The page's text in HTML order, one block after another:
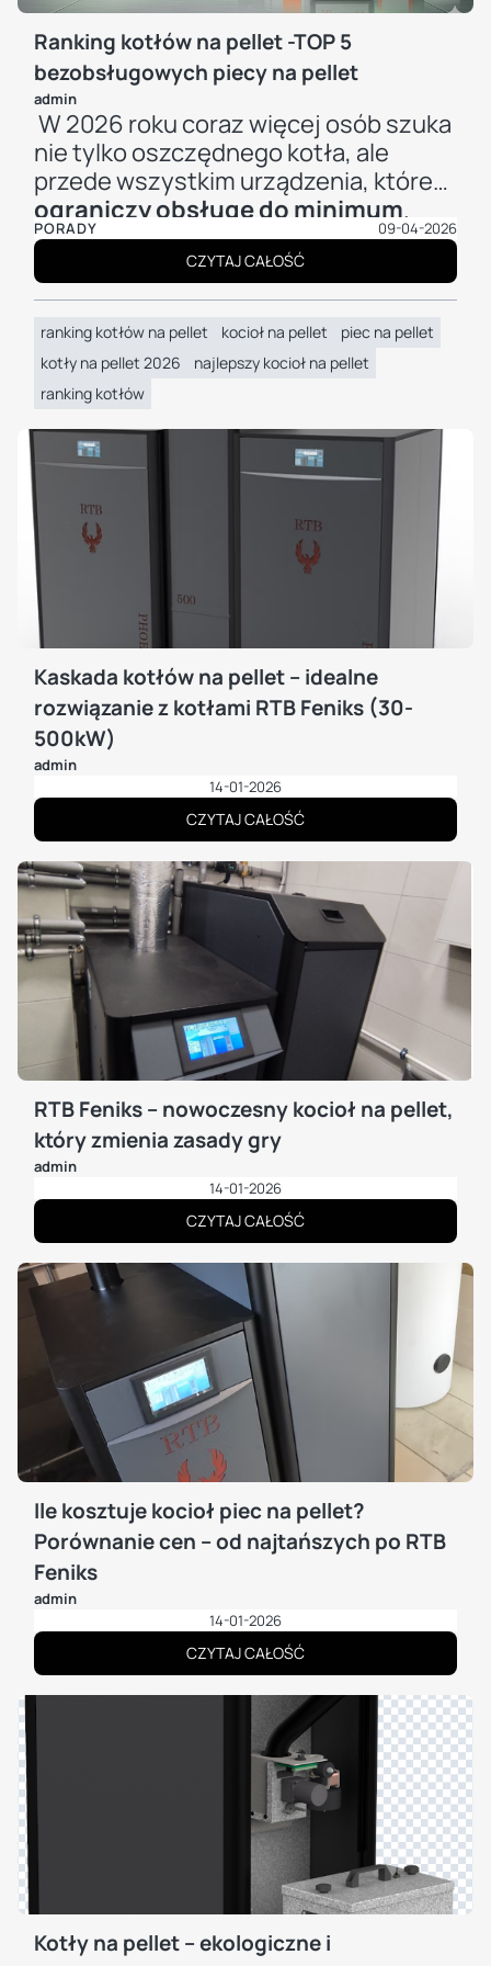
PORADY 09-04-2026
Ranking kotłów na pellet -TOP 5
bezobsługowych piecy na pellet
W 2026 roku coraz więcej osób szuka
nie tylko oszczędnego kotła, ale
przede wszystkim urządzenia, które
ograniczy obsługę do minimum.
Liczy się już nie sama moc czy cena,
ale to, czy kocioł sam zadba o
czystość, ograniczy wybieranie
popiołu, pozwoli sterować pracą
przez internet i nie będzie wymagał
ciągłych wizyt w kotłowni. Właśnie
dlatego ten ranking układamy nie
według marketingowych haseł, ale
według pięciu konkretnych kryteriów:
odpopielanie, internet, wymiennik,
czyszczenie i ogólna
bezobsługowość
CZYTAJ CAŁOŚĆ
admin
ranking kotłów na pellet kocioł na pellet
piec na pellet
kotły na pellet 2026
najlepszy kocioł na pellet
ranking kotłów
14-01-2026
Kaskada kotłów na pellet – idealne
rozwiązanie z kotłami RTB Feniks (30-
500kW)
CZYTAJ CAŁOŚĆ
admin
14-01-2026
RTB Feniks – nowoczesny kocioł na pellet,
który zmienia zasady gry
CZYTAJ CAŁOŚĆ
admin
14-01-2026
Ile kosztuje kocioł piec na pellet?
Porównanie cen – od najtańszych po RTB
Feniks
CZYTAJ CAŁOŚĆ
admin
Kotły na pellet – ekologiczne i